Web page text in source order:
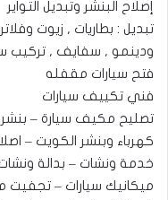
إصلاح البنشر وتبديل التواير
تبديل : بطاريات , زيوت
ودينمو , سفايف , تركيب
فتح سيارات مقفله
فني تكييف سيارات
تصليح مكيف سيارة –
كهرباء وبنشر الكويت –
خدمة ونشات – بدالة
ميكانيك سيارات – تجفيت